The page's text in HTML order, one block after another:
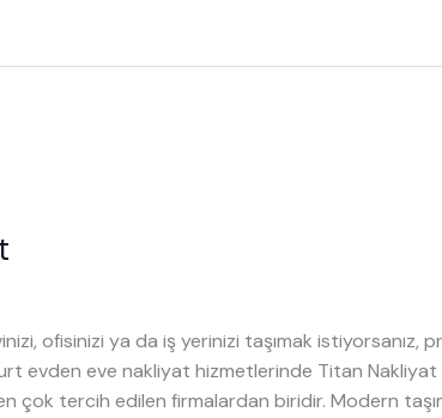
ofisinizi ya da iş yerinizi taşımak
evden eve nakliyat hizmetlerinde Titan Nakliyat
çok tercih edilen firmalardan biridir. Modern